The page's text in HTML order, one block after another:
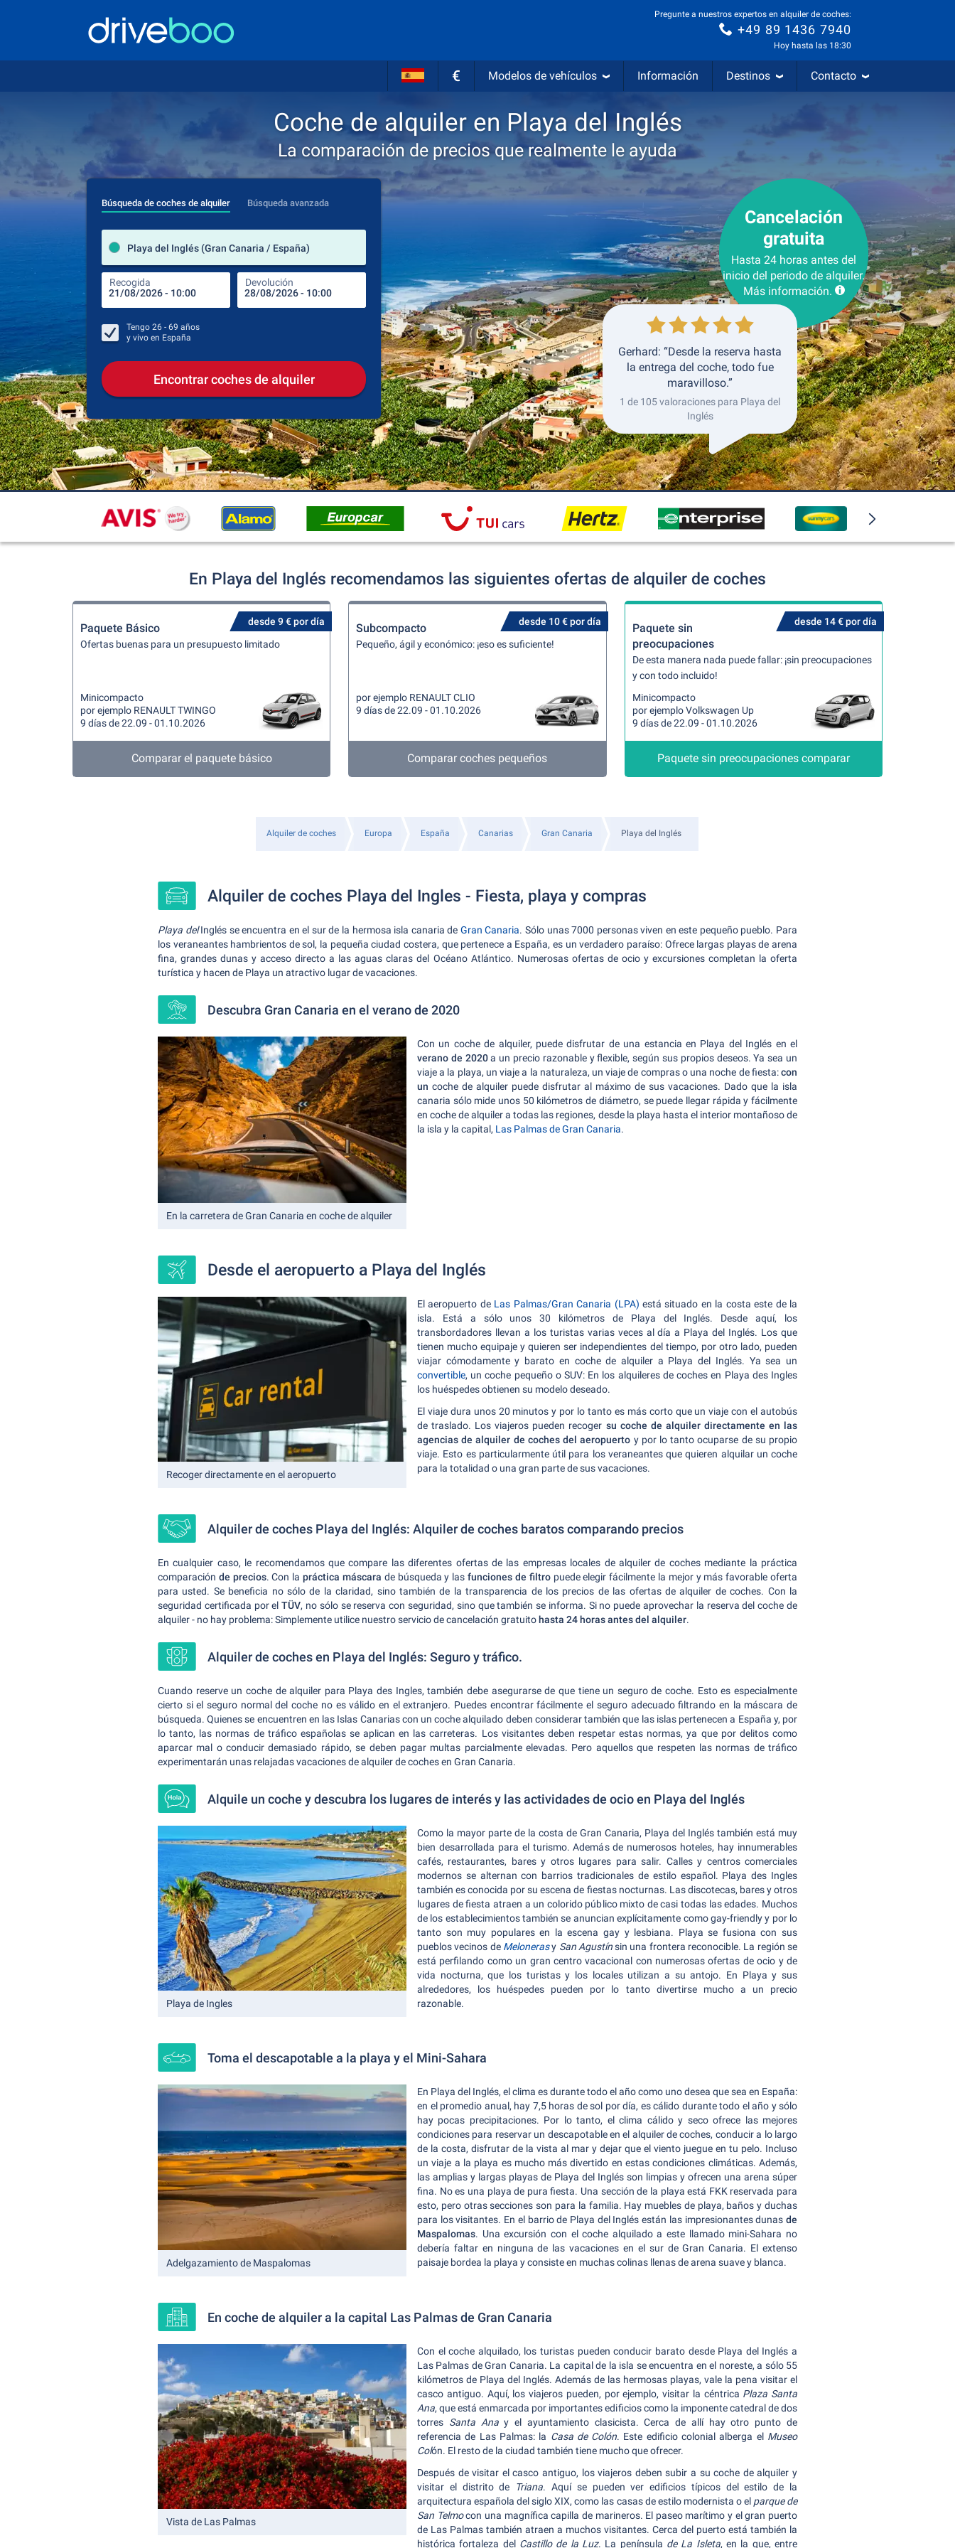
Pregunte a nuestros expertos en alquiler de coches:
+49 89 1436 7940
Hoy hasta las 18:30
€ Modelos de vehículos Información Destinos Contacto
Coche de alquiler en Playa del Inglés
La comparación de precios que realmente le ayuda
Búsqueda de coches de alquiler Búsqueda avanzada
Playa del Inglés (Gran Canaria / España)
Recogida Devolución Lugar de devolución
Recogida Devolución
Tengo 26 - 69 años
y vivo en España
Encontrar coches de alquiler
Cancelación
gratuita
Hasta 24 horas antes del
inicio del periodo de alquiler.
Más información.
Gerhard: “Desde la reserva hasta
la entrega del coche, todo fue
maravilloso.”
1 de 105 valoraciones para Playa del
Inglés
En Playa del Inglés recomendamos las siguientes ofertas de alquiler de coches
desde 9 € por día
Paquete Básico
Ofertas buenas para un presupuesto limitado
Minicompacto
por ejemplo RENAULT TWINGO
9 días de 22.09 - 01.10.2026
Comparar el paquete básico
desde 10 € por día
Subcompacto
Pequeño, ágil y económico: ¡eso es suficiente!
por ejemplo RENAULT CLIO
9 días de 22.09 - 01.10.2026
Comparar coches pequeños
desde 14 € por día
Paquete sin
preocupaciones
De esta manera nada puede fallar: ¡sin preocupaciones
y con todo incluido!
Minicompacto
por ejemplo Volkswagen Up
9 días de 22.09 - 01.10.2026
Paquete sin preocupaciones comparar
Alquiler de coches Europa España Canarias Gran Canaria Playa del Inglés
Alquiler de coches Playa del Ingles - Fiesta, playa y compras
Playa delInglés se encuentra en el sur de la hermosa isla canaria de Gran Canaria. Sólo unas 7000 personas viven en este pequeño pueblo. Para
los veraneantes hambrientos de sol, la pequeña ciudad costera, que pertenece a España, es un verdadero paraíso: Ofrece largas playas de arena
fina, grandes dunas y acceso directo a las aguas claras del Océano Atlántico. Numerosas ofertas de ocio y excursiones completan la oferta
turística y hacen de Playa un atractivo lugar de vacaciones.
Descubra Gran Canaria en el verano de 2020
En la carretera de Gran Canaria en coche de alquiler
Con un coche de alquiler, puede disfrutar de una estancia en Playa del Inglés en el
verano de 2020a un precio razonable y flexible, según sus propios deseos. Ya sea un
viaje a la playa, un viaje a la naturaleza, un viaje de compras o una noche de fiesta:con
un coche de alquiler puede disfrutar al máximo de sus vacaciones. Dado que la isla
canaria sólo mide unos 50 kilómetros de diámetro, se puede llegar rápida y fácilmente
en coche de alquiler a todas las regiones, desde la playa hasta el interior montañoso de
la isla y la capital, Las Palmas de Gran Canaria.
Desde el aeropuerto a Playa del Inglés
Recoger directamente en el aeropuerto
El aeropuerto de Las Palmas/Gran Canaria (LPA) está situado en la costa este de la
isla. Está a sólo unos 30 kilómetros de Playa del Inglés. Desde aquí, los
transbordadores llevan a los turistas varias veces al día a Playa del Inglés. Los que
tienen mucho equipaje y quieren ser independientes del tiempo, por otro lado, pueden
viajar cómodamente y barato en coche de alquiler a Playa del Inglés. Ya sea un
convertible, un coche pequeño o SUV: En los alquileres de coches en Playa des Ingles
los huéspedes obtienen su modelo deseado.
El viaje dura unos 20 minutos y por lo tanto es más corto que un viaje con el autobús
de traslado. Los viajeros pueden recoger su coche de alquiler directamente en las
agencias de alquiler de coches del aeropuerto y por lo tanto ocuparse de su propio
viaje. Esto es particularmente útil para los veraneantes que quieren alquilar un coche
para la totalidad o una gran parte de sus vacaciones.
Alquiler de coches Playa del Inglés: Alquiler de coches baratos comparando precios
En cualquier caso, le recomendamos que compare las diferentes ofertas de las empresas locales de alquiler de coches mediante la práctica
comparación de precios. Con lapráctica máscara de búsqueda y lasfunciones de filtropuede elegir fácilmente la mejor y más favorable oferta
para usted. Se beneficia no sólo de la claridad, sino también de la transparencia de los precios de las ofertas de alquiler de coches. Con la
seguridad certificada por elTÜV, no sólo se reserva con seguridad, sino que también se informa. Si no puede aprovechar la reserva del coche de
alquiler - no hay problema: Simplemente utilice nuestro servicio de cancelación gratuito hasta 24 horas antes del alquiler.
Alquiler de coches en Playa del Inglés: Seguro y tráfico.
Cuando reserve un coche de alquiler para Playa des Ingles, también debe asegurarse de que tiene un seguro de coche. Esto es especialmente
cierto si el seguro normal del coche no es válido en el extranjero. Puedes encontrar fácilmente el seguro adecuado filtrando en la máscara de
búsqueda. Quienes se encuentren en las Islas Canarias con un coche alquilado deben considerar también que las islas pertenecen a España y, por
lo tanto, las normas de tráfico españolas se aplican en las carreteras. Los visitantes deben respetar estas normas, ya que por delitos como
aparcar mal o conducir demasiado rápido, se deben pagar multas parcialmente elevadas. Pero aquellos que respeten las normas de tráfico
experimentarán unas relajadas vacaciones de alquiler de coches en Gran Canaria.
Alquile un coche y descubra los lugares de interés y las actividades de ocio en Playa del Inglés
Playa de Ingles
Como la mayor parte de la costa de Gran Canaria, Playa del Inglés también está muy
bien desarrollada para el turismo. Además de numerosos hoteles, hay innumerables
cafés, restaurantes, bares y otros lugares para salir. Calles y centros comerciales
modernos se alternan con barrios tradicionales de estilo español. Playa des Ingles
también es conocida por su escena de fiestas nocturnas. Las discotecas, bares y otros
lugares de fiesta atraen a un colorido público mixto de casi todas las edades. Muchos
de los establecimientos también se anuncian explícitamente como gay-friendly y por lo
tanto son muy populares en la escena gay y lesbiana. Playa se fusiona con sus
pueblos vecinos de Melonerasy San Agustínsin una frontera reconocible. La región se
está perfilando como un gran centro vacacional con numerosas ofertas de ocio y de
vida nocturna, que los turistas y los locales utilizan a su antojo. En Playa y sus
alrededores, los huéspedes pueden por lo tanto divertirse mucho a un precio
razonable.
Toma el descapotable a la playa y el Mini-Sahara
Adelgazamiento de Maspalomas
En Playa del Inglés, el clima es durante todo el año como uno desea que sea en España:
en el promedio anual, hay 7,5 horas de sol por día, es cálido durante todo el año y sólo
hay pocas precipitaciones. Por lo tanto, el clima cálido y seco ofrece las mejores
condiciones para reservar un descapotable en el alquiler de coches, conducir a lo largo
de la costa, disfrutar de la vista al mar y dejar que el viento juegue en tu pelo. Incluso
un viaje a la playa es mucho más divertido en estas condiciones climáticas. Además,
las amplias y largas playas de Playa del Inglés son limpias y ofrecen una arena súper
fina. No es una playa de pura fiesta. Una sección de la playa está FKK reservada para
esto, pero otras secciones son para la familia. Hay muebles de playa, baños y duchas
para los visitantes. En el barrio de Playa del Inglés están las impresionantes dunas de
Maspalomas. Una excursión con el coche alquilado a este llamado mini-Sahara no
debería faltar en ninguna de las vacaciones en el sur de Gran Canaria. El extenso
paisaje bordea la playa y consiste en muchas colinas llenas de arena suave y blanca.
En coche de alquiler a la capital Las Palmas de Gran Canaria
Vista de Las Palmas
Con el coche alquilado, los turistas pueden conducir barato desde Playa del Inglés a
Las Palmas de Gran Canaria. La capital de la isla se encuentra en el noreste, a sólo 55
kilómetros de Playa del Inglés. Además de las hermosas playas, vale la pena visitar el
casco antiguo. Aquí, los viajeros pueden, por ejemplo, visitar la céntrica Plaza Santa
Ana, que está enmarcada por importantes edificios como la imponente catedral de dos
torres Santa Anay el ayuntamiento clasicista. Cerca de allí hay otro punto de
referencia de Las Palmas: la Casa de Colón. Este edificio colonial alberga el Museo
Colón. El resto de la ciudad también tiene mucho que ofrecer.
Después de visitar el casco antiguo, los viajeros deben subir a su coche de alquiler y
visitar el distrito de
Triana. Aquí se pueden ver edificios típicos del estilo de la
arquitectura española del siglo XIX, como las casas de estilo modernista o el parque de
San Telmocon una magnífica capilla de marineros. El paseo marítimo y el gran puerto
de Las Palmas también atraen a muchos visitantes. Cerca del puerto está también la
histórica fortaleza del Castillo de la Luz. La península de La Isleta, en la que, entre